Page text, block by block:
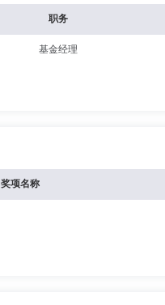
职务
基金经理
奖项名称